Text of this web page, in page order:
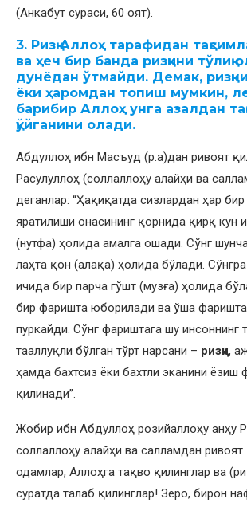
(Анкабут сураси, 60 оят).
3. Ризқ Аллоҳ тарафидан
ва ҳеч бир банда ризқини тўлиқ
дунёдан ўтмайди. Демак,
ёки ҳаромдан топиш мумкин,
барибир Аллоҳ унга азалдан
қўйганини олади.
Абдуллоҳ ибн Масъуд (р.а)дан ривоят
Расулуллоҳ (соллаллоҳу алайҳи ва
деганлар: “Ҳақиқатда сизлардан ҳар
яратилиши онасининг қорнида қирқ кун
(нутфа) ҳолида амалга ошади. Сўнг
лаҳта қон (алақа) ҳолида бўлади.
ичида бир парча гўшт (музға) ҳолида
бир фаришта юборилади ва ўша
пуркайди. Сўнг фариштага шу инсоннинг
тааллуқли бўлган тўрт нарсани – ризқи,
ҳамда бахтсиз ёки бахтли эканини ёзиш
қилинади”.
Жобир ибн Абдуллоҳ розийаллоҳу анҳу
соллаллоҳу алайҳи ва салламдан ривоят
одамлар, Аллоҳга тақво қилинглар ва
суратда талаб қилинглар! Зеро, бирон